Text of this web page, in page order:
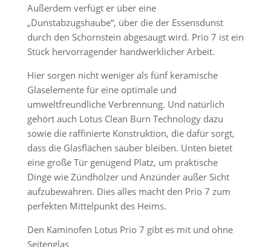
Außerdem verfügt er über eine
„Dunstabzugshaube“, über die der Essensdunst
durch den Schornstein abgesaugt wird. Prio 7 ist ein
Stück hervorragender handwerklicher Arbeit.
Hier sorgen nicht weniger als fünf keramische
Glaselemente für eine optimale und
umweltfreundliche Verbrennung. Und natürlich
gehört auch Lotus Clean Burn Technology dazu
sowie die raffinierte Konstruktion, die dafür sorgt,
dass die Glasflächen sauber bleiben. Unten bietet
eine große Tür genügend Platz, um praktische
Dinge wie Zündhölzer und Anzünder außer Sicht
aufzubewahren. Dies alles macht den Prio 7 zum
perfekten Mittelpunkt des Heims.
Den Kaminofen Lotus Prio 7 gibt es mit und ohne
Seitenglas